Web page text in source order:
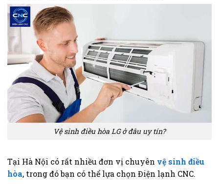
Vệ sinh điều hòa LG ở đâu uy tín?
Tại Hà Nội có rất nhiều đơn vị chuyên vệ sinh điều
hòa, trong đó bạn có thể lựa chọn Điện lạnh CNC.